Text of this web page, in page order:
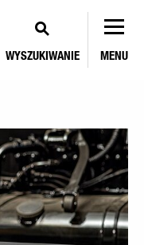
WYSZUKIWANIE MENU